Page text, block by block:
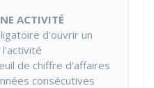
ACTIVITÉ
d'ouvrir un
l'activité
de chiffre d'affaires
consécutives